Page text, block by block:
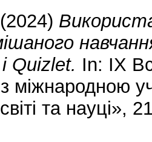
(2024)
Quizlet. In: ІХ
міжнародною
та